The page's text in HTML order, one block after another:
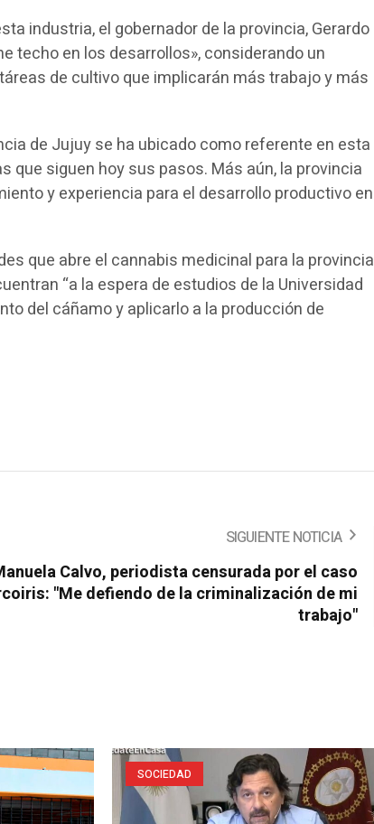
industria, el gobernador de la provincia, Gerardo
techo en los desarrollos», considerando un
de cultivo que implicarán más trabajo y más
de Jujuy se ha ubicado como referente en esta
que siguen hoy sus pasos. Más aún, la provincia
y experiencia para el desarrollo productivo en
que abre el cannabis medicinal para la provincia
“a la espera de estudios de la Universidad
del cáñamo y aplicarlo a la producción de
SIGUIENTE NOTICIA
Calvo, periodista censurada por el caso
"Me defiendo de la criminalización de mi
trabajo"
SOCIEDAD